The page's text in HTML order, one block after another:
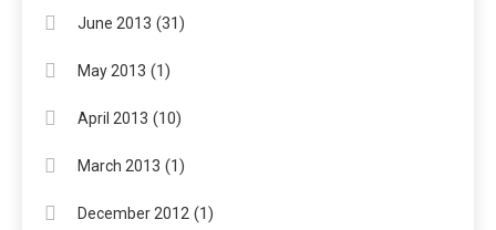
June 2013 (31)
May 2013 (1)
April 2013 (10)
March 2013 (1)
December 2012 (1)